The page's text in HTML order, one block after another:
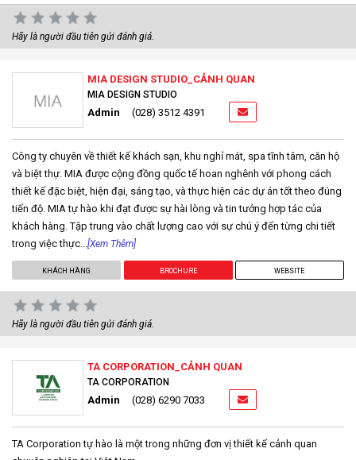
Hãy là người đầu tiên gửi đánh giá.
MIA DESIGN STUDIO_CẢNH QUAN
MIA DESIGN STUDIO
Admin (028) 3512 4391
Công ty chuyên về thiết kế khách sạn, khu nghỉ mát, spa tĩnh tâm, căn hộ
và biệt thự. MIA được cộng đồng quốc tế hoan nghênh với phong cách
thiết kế đặc biệt, hiện đại, sáng tạo, và thực hiện các dự án tốt theo đúng
tiến độ. MIA tự hào khi đạt được sự hài lòng và tin tưởng hợp tác của
khách hàng. Tập trung vào chất lượng cao với sự chú ý đến từng chi tiết
trong việc thực... [Xem Thêm]
KHÁCH HÀNG BROCHURE WEBSITE
Hãy là người đầu tiên gửi đánh giá.
TA CORPORATION_CẢNH QUAN
TA CORPORATION
Admin (028) 6290 7033
TA Corporation tự hào là một trong những đơn vị thiết kế cảnh quan